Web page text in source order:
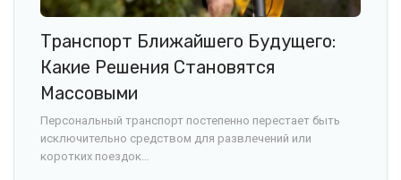
Транспорт Ближайшего Будущего:
Какие Решения Становятся
Массовыми
Персональный транспорт постепенно перестает быть
исключительно средством для развлечений или
коротких поездок…